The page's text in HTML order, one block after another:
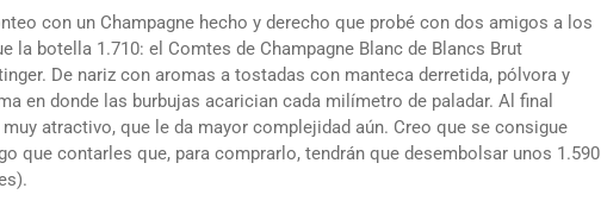
con un Champagne hecho y derecho que probé con dos amigos a los
la botella 1.710: el Comtes de Champagne Blanc de Blancs Brut
De nariz con aromas a tostadas con manteca derretida, pólvora y
en donde las burbujas acarician cada milímetro de paladar. Al final
atractivo, que le da mayor complejidad aún. Creo que se consigue
que contarles que, para comprarlo, tendrán que desembolsar unos 1.590